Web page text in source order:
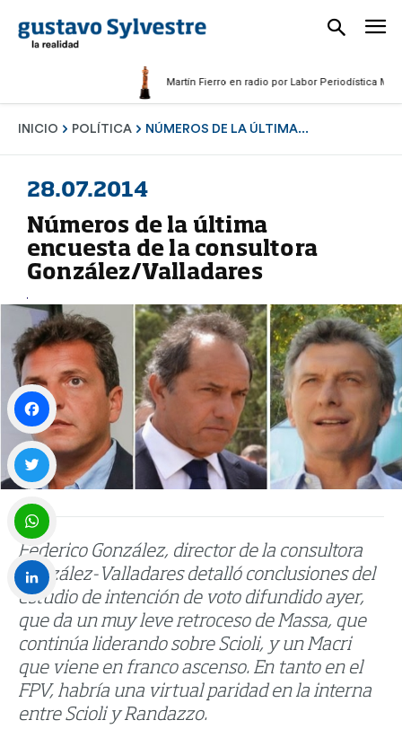
Martín Fierro en radio por Labor Periodística Masculina
INICIO POLÍTICA NÚMEROS DE LA ÚLTIMA...
28.07.2014
Números de la última
encuesta de la consultora
González/Valladares
Federico González, director de la consultora
González-Valladares detalló conclusiones del
estudio de intención de voto difundido ayer,
que da un muy leve retroceso de Massa, que
continúa liderando sobre Scioli, y un Macri
que viene en franco ascenso. En tanto en el
FPV, habría una virtual paridad en la interna
entre Scioli y Randazzo.
Facebook
Twitter
WhatsApp
LinkedIn